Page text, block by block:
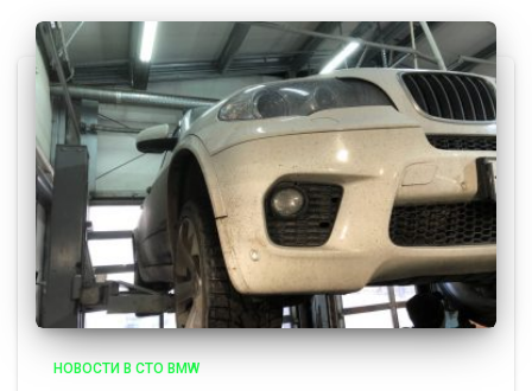
НОВОСТИ В СТО BMW